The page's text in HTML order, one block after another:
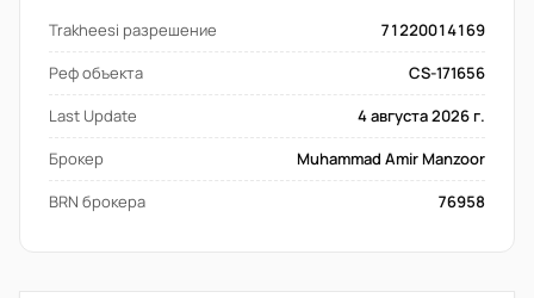
Trakheesi разрешение
71220014169
Реф объекта
CS-171656
Last Update
4 августа 2026 г.
Брокер
Muhammad Amir Manzoor
BRN брокера
76958